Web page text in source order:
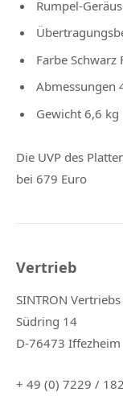
Rumpel-
Farbe Schwarz
Abmessungen
Gewicht 6,6 kg
Die UVP des
bei 679 Euro
Vertrieb
SINTRON
Südring 14
D-76473 Iffezheim
+ 49 (0) 7229 /